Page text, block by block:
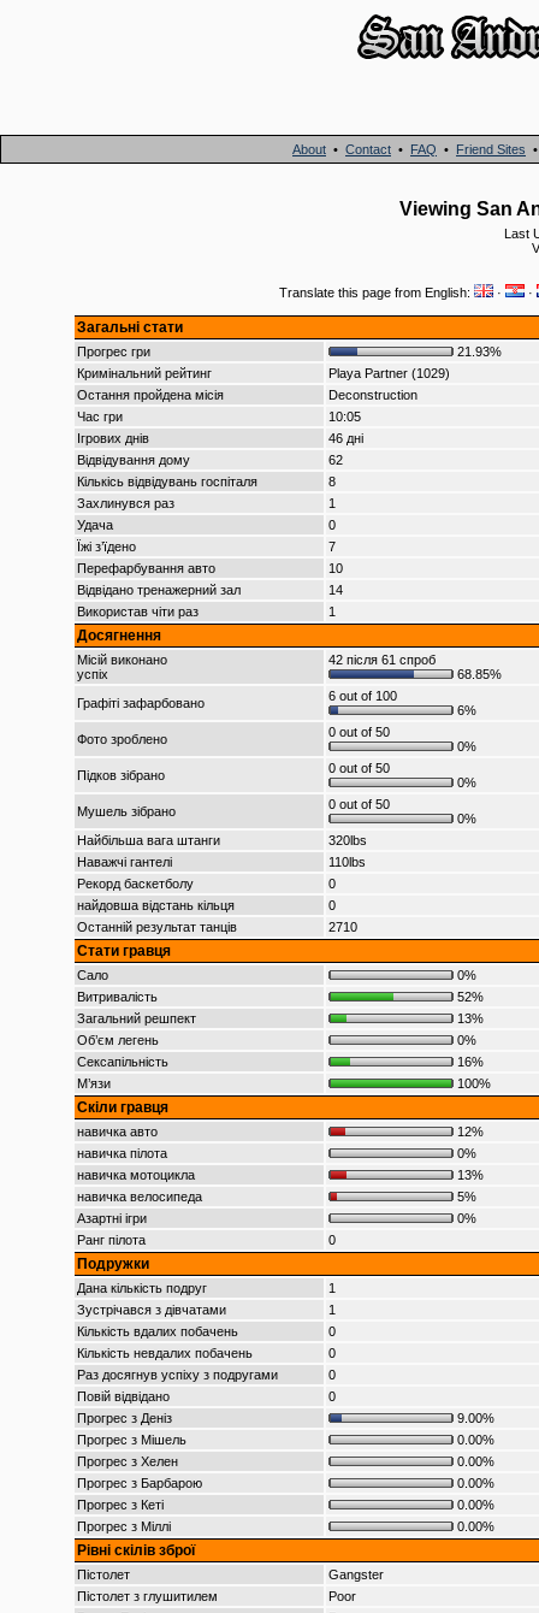
About • Contact • FAQ • Friend Sites
Viewing San
Last
Translate this page from English: · ·
Загальні стати
Прогрес гри
21.93%
Кримінальний рейтинг
Playa Partner (1029)
Остання пройдена місія
Deconstruction
Час гри
10:05
Ігрових днів
46 дні
Відвідування дому
62
Кількісь відвідувань госпіталя
8
Захлинувся раз
1
Удача
0
Їжі з’їдено
7
Перефарбування авто
10
Відвідано тренажерний зал
14
Використав чіти раз
1
Досягнення
Місій виконано
успіх
42 після 61 спроб
68.85%
Графіті зафарбовано
6 out of 100
6%
Фото зроблено
0 out of 50
0%
Підков зібрано
0 out of 50
0%
Мушель зібрано
0 out of 50
0%
Найбільша вага штанги
320lbs
Наважчі гантелі
110lbs
Рекорд баскетболу
0
найдовша відстань кільця
0
Останній результат танців
2710
Стати гравця
Сало
0%
Витривалість
52%
Загальний решпект
13%
Об’єм легень
0%
Сексапільність
16%
М’язи
100%
Скіли гравця
навичка авто
12%
навичка пілота
0%
навичка мотоцикла
13%
навичка велосипеда
5%
Азартні ігри
0%
Ранг пілота
0
Подружки
Дана кількість подруг
1
Зустрічався з дівчатами
1
Кількість вдалих побачень
0
Кількість невдалих побачень
0
Раз досягнув успіху з подругами
0
Повій відвідано
0
Прогрес з Деніз
9.00%
Прогрес з Мішель
0.00%
Прогрес з Хелен
0.00%
Прогрес з Барбарою
0.00%
Прогрес з Кеті
0.00%
Прогрес з Міллі
0.00%
Рівні скілів зброї
Пістолет
Gangster
Пістолет з глушитилем
Poor